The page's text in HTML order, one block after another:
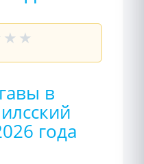
★ ★
в
года